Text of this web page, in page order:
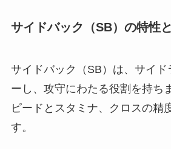
サイドバック（SB）の特性
サイドバック（SB）は、サイド
ーし、攻守にわたる役割を持ち
ピードとスタミナ、クロスの精
す。